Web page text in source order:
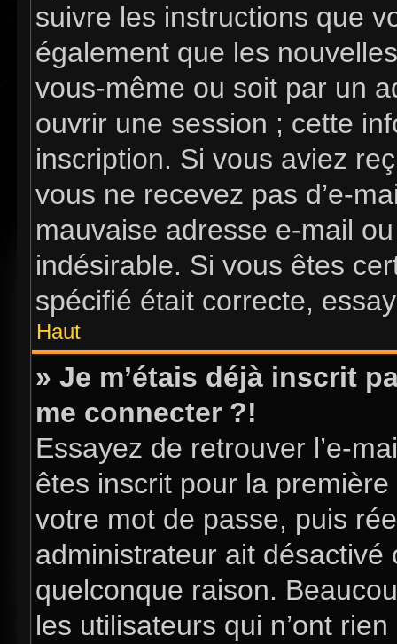
suivre les instructions que
également que les
vous-même ou soit par un
ouvrir une session ; cette
inscription. Si vous aviez
vous ne recevez pas d’e-
mauvaise adresse e-mail
indésirable. Si vous êtes
spécifié était correcte,
Haut
» Je m’étais déjà inscrit
me connecter ?!
Essayez de retrouver l’e-
êtes inscrit pour la
votre mot de passe, puis
administrateur ait
quelconque raison.
les utilisateurs qui n’ont